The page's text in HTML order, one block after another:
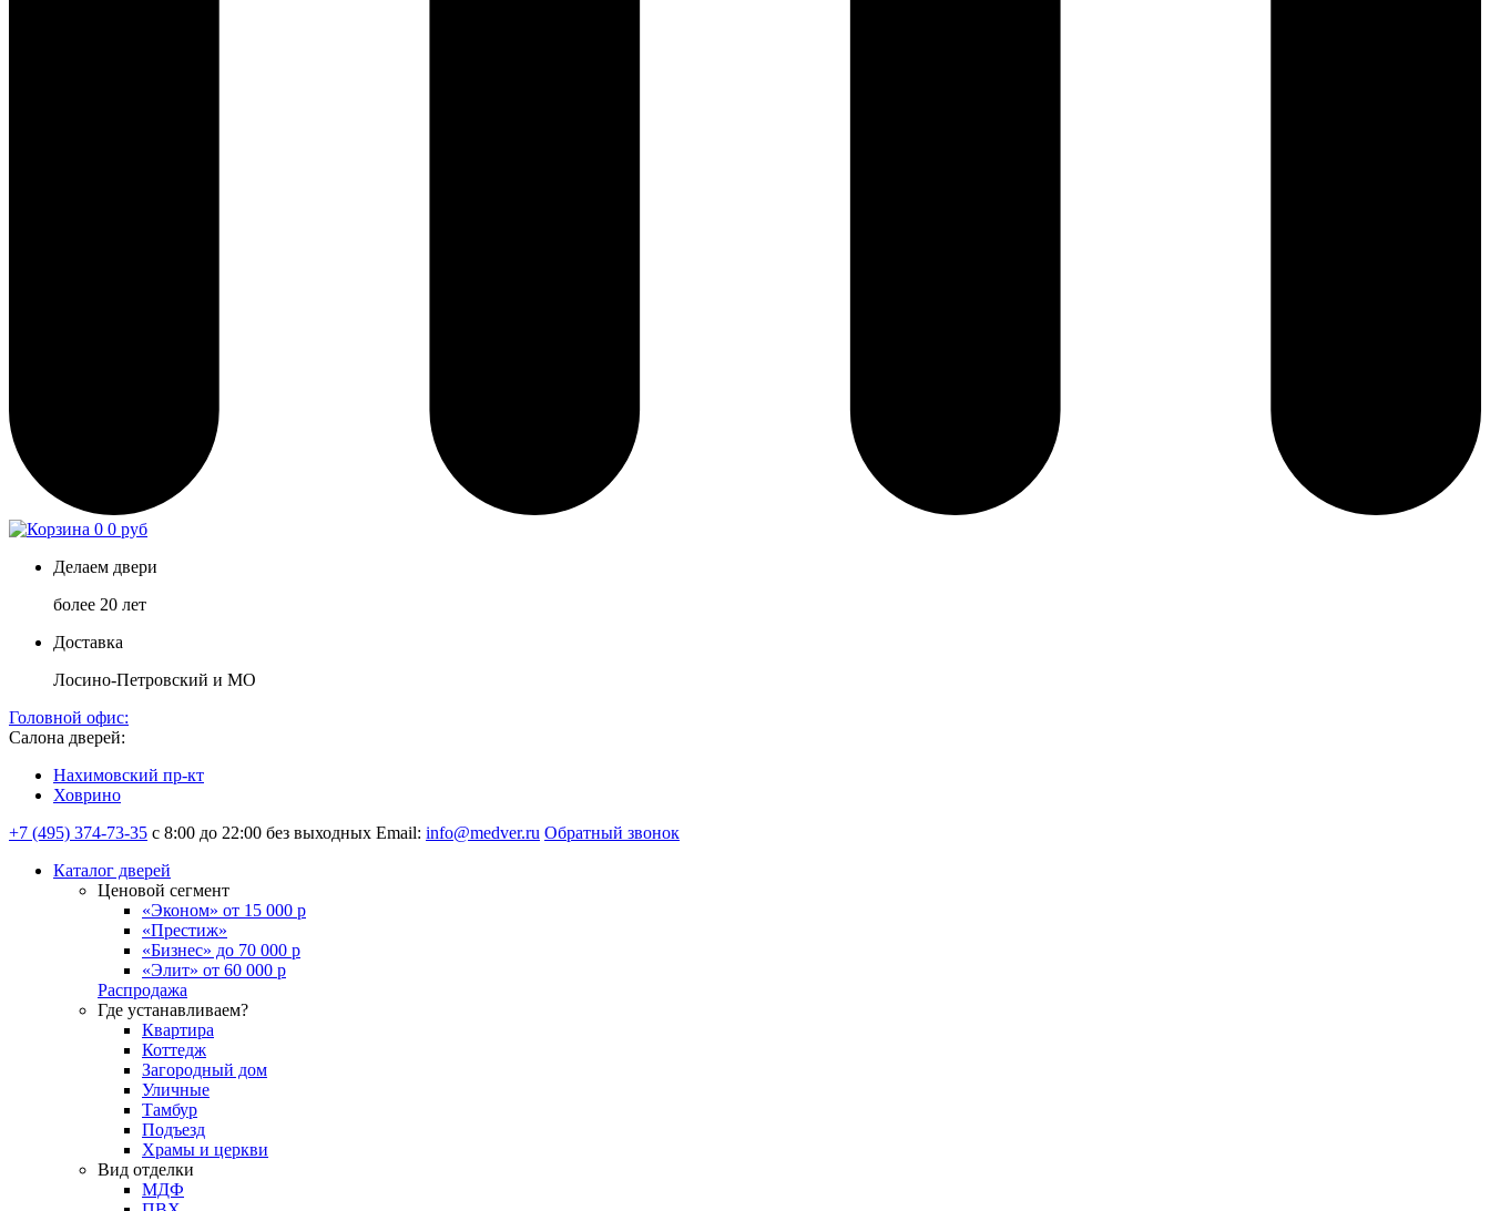
0 0 руб
Делаем двери
более 20 лет
Доставка
Лосино-Петровский и МО
Головной офис:
Салона дверей:
Нахимовский пр-кт
Ховрино
+7 (495) 374-73-35 с 8:00 до 22:00 без выходных Email: info@medver.ru Обратный звонок
Каталог дверей
Ценовой сегмент
«Эконом» от 15 000 р
«Престиж»
«Бизнес» до 70 000 р
«Элит» от 60 000 р
Распродажа
Где устанавливаем?
Квартира
Коттедж
Загородный дом
Уличные
Тамбур
Подъезд
Храмы и церкви
Вид отделки
МДФ